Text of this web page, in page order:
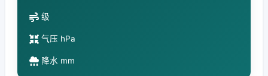
级
气压 hPa
降水 mm